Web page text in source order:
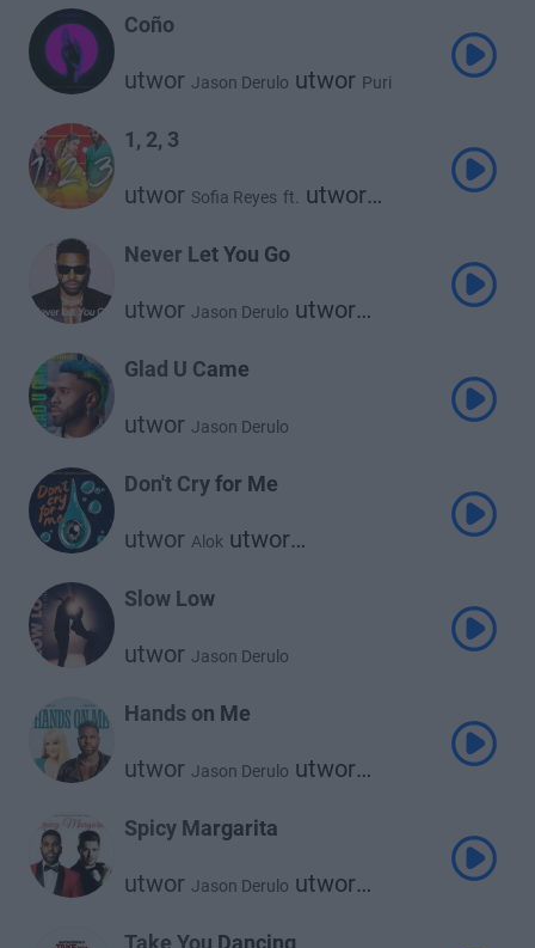
Coño
utwor Jason Derulo utwor Puri
1, 2, 3
utwor Sofia Reyes ft. utwor
Never Let You Go
utwor Jason Derulo utwor
Glad U Came
utwor Jason Derulo
Don't Cry for Me
utwor Alok utwor
Jason Derulo
Slow Low
utwor Jason Derulo
Hands on Me
utwor Jason Derulo utwor
Spicy Margarita
utwor Jason Derulo utwor
Take You Dancing